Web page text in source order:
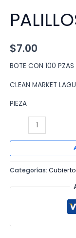
$7.00
BOTE CON 100 PZAS
CLEAN MARKET
PIEZA
PALILLOS
cantidad
Categorías: